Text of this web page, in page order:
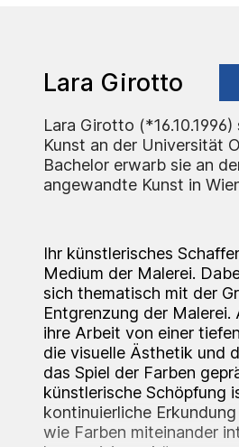
Lara Girotto
Lara Girotto
Kunst an der Universität
Bachelor erwarb sie an
angewandte Kunst in
Ihr künstlerisches
Medium der Malerei.
sich thematisch mit der
Entgrenzung der Malerei.
ihre Arbeit von einer
die visuelle Ästhetik und
das Spiel der Farben
künstlerische Schöpfung
kontinuierliche
wie Farben miteinander